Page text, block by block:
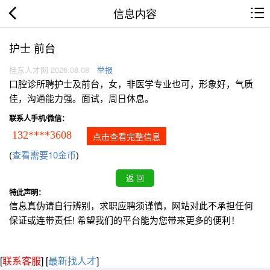
信息内容
护士 前台
桂东人才网 2026.08.08 举报
口腔诊所聘护士及前台，女，非医学专业也可，形象好，气质
佳，沟通能力强。面试，周日休息。
联系人手机/微信：
132****3608 点击查看完整信息
(查看需要10金币)
特此声明：
信息真伪请自行辨别，求职应聘须谨慎，网站对此不承担任何
保证或连带责任! 希望我们的平台能为您带来更多的便利！
[联系客服] [最新找人才]